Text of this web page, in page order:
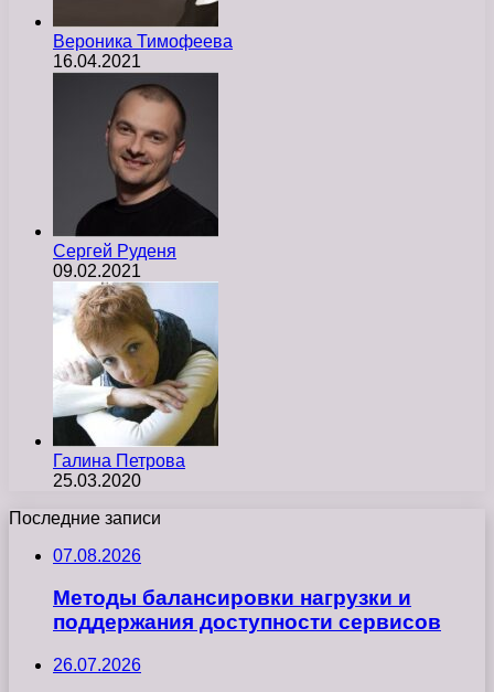
Вероника Тимофеева
16.04.2021
Сергей Руденя
09.02.2021
Галина Петрова
25.03.2020
Последние записи
07.08.2026
Методы балансировки нагрузки и
поддержания доступности сервисов
26.07.2026